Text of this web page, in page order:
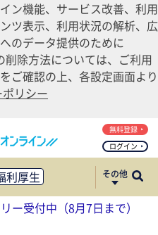
ン機能、サービス改善、利用
ツ表示、利用状況の解析、広
のデータ提供のために
除方法については、ご利用
ご確認の上、各設定画面より
リシー
ログイン
無料登録
利厚生
その他
ー受付中（8月7日まで）